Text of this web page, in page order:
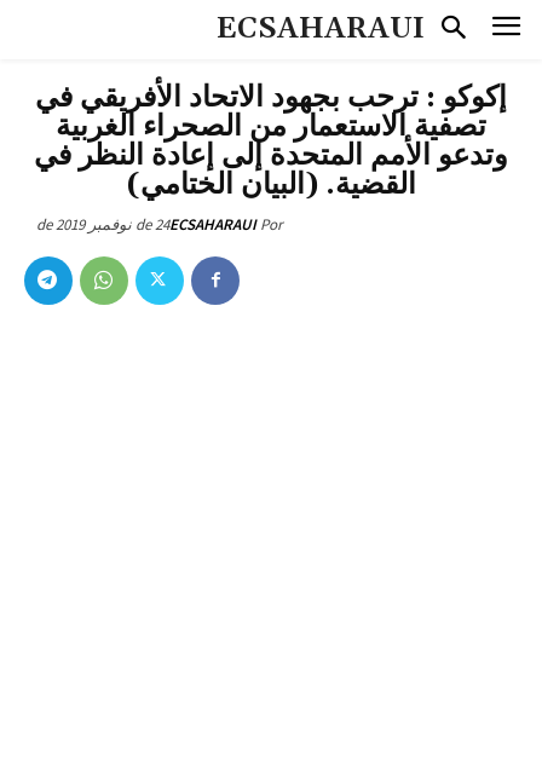
ECSAHARAUI
إكوكو : ترحب بجهود الاتحاد الأفريقي في
تصفية الاستعمار من الصحراء الغربية
وتدعو الأمم المتحدة إلى إعادة النظر في
القضية. (البيان الختامي)
Por
ECSAHARAUI24 de نوفمبر de 2019